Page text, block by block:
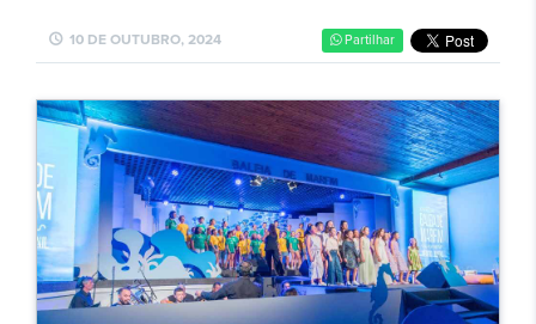
schedule 10 DE OUTUBRO, 2024 Partilhar